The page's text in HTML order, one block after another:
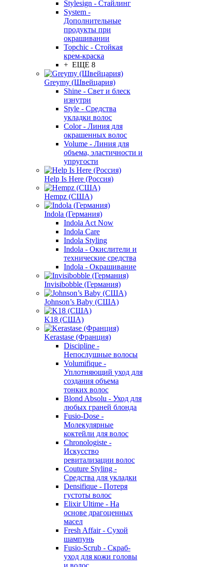
Stylesign - Стайлинг
System -
Дополнительные
продукты при
окрашивании
Topchic - Стойкая
крем-краска
+ ЕЩЕ 8
Greymy (Швейцария)
Shine - Свет и блеск
изнутри
Style - Средства
укладки волос
Color - Линия для
окрашенных волос
Volume - Линия для
объема, эластичности и
упругости
Help Is Here (Россия)
Hempz (США)
Indola (Германия)
Indola Act Now
Indola Care
Indola Styling
Indola - Окислители и
технические средства
Indola - Окрашивание
Invisibobble (Германия)
Johnson’s Baby (США)
K18 (США)
Kerastase (Франция)
Discipline -
Непослушные волосы
Volumifique -
Уплотняющий уход для
создания объема
тонких волос
Blond Absolu - Уход для
любых граней блонда
Fusio-Dose -
Молекулярные
коктейли для волос
Chronologiste -
Искусство
ревитализации волос
Couture Styling -
Средства для укладки
Densifique - Потеря
густоты волос
Elixir Ultime - На
основе драгоценных
масел
Fresh Affair - Сухой
шампунь
Fusio-Scrub - Скраб-
уход для кожи головы
и волос